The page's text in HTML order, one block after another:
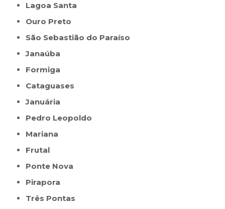
Lagoa Santa
Ouro Preto
São Sebastião do Paraíso
Janaúba
Formiga
Cataguases
Januária
Pedro Leopoldo
Mariana
Frutal
Ponte Nova
Pirapora
Três Pontas